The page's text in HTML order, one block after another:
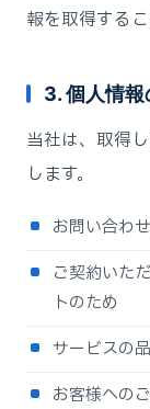
報を取得するこ
3. 個人情
当社は、取得
します。
お問い合わ
ご契約いた
トのため
サービスの
お客様への